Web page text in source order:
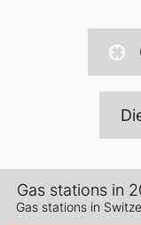
Gas stations in
Gas stations in